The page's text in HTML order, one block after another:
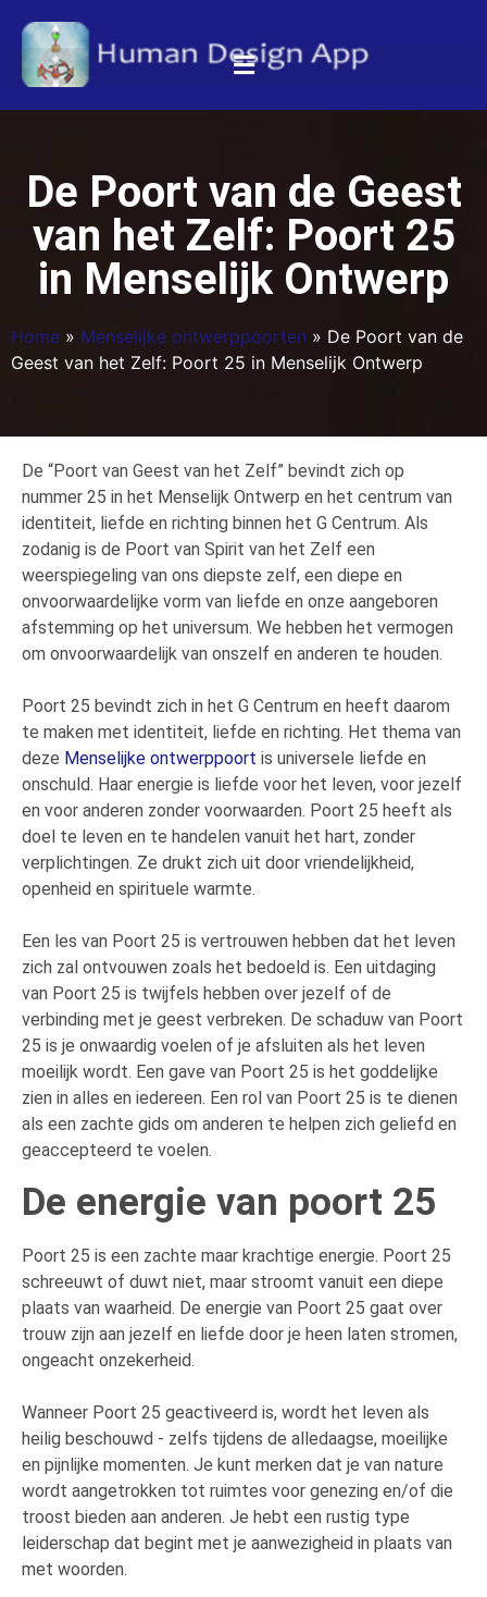
De Poort van de Geest
van het Zelf: Poort 25
in Menselijk Ontwerp
Home » Menselijke ontwerppoorten » De Poort van de
Geest van het Zelf: Poort 25 in Menselijk Ontwerp
De “Poort van Geest van het Zelf” bevindt zich op
nummer 25 in het Menselijk Ontwerp en het centrum van
identiteit, liefde en richting binnen het G Centrum. Als
zodanig is de Poort van Spirit van het Zelf een
weerspiegeling van ons diepste zelf, een diepe en
onvoorwaardelijke vorm van liefde en onze aangeboren
afstemming op het universum. We hebben het vermogen
om onvoorwaardelijk van onszelf en anderen te houden.
Poort 25 bevindt zich in het G Centrum en heeft daarom
te maken met identiteit, liefde en richting. Het thema van
deze Menselijke ontwerppoort is universele liefde en
onschuld. Haar energie is liefde voor het leven, voor jezelf
en voor anderen zonder voorwaarden. Poort 25 heeft als
doel te leven en te handelen vanuit het hart, zonder
verplichtingen. Ze drukt zich uit door vriendelijkheid,
openheid en spirituele warmte.
Een les van Poort 25 is vertrouwen hebben dat het leven
zich zal ontvouwen zoals het bedoeld is. Een uitdaging
van Poort 25 is twijfels hebben over jezelf of de
verbinding met je geest verbreken. De schaduw van Poort
25 is je onwaardig voelen of je afsluiten als het leven
moeilijk wordt. Een gave van Poort 25 is het goddelijke
zien in alles en iedereen. Een rol van Poort 25 is te dienen
als een zachte gids om anderen te helpen zich geliefd en
geaccepteerd te voelen.
De energie van poort 25
Poort 25 is een zachte maar krachtige energie. Poort 25
schreeuwt of duwt niet, maar stroomt vanuit een diepe
plaats van waarheid. De energie van Poort 25 gaat over
trouw zijn aan jezelf en liefde door je heen laten stromen,
ongeacht onzekerheid.
Wanneer Poort 25 geactiveerd is, wordt het leven als
heilig beschouwd - zelfs tijdens de alledaagse, moeilijke
en pijnlijke momenten. Je kunt merken dat je van nature
wordt aangetrokken tot ruimtes voor genezing en/of die
troost bieden aan anderen. Je hebt een rustig type
leiderschap dat begint met je aanwezigheid in plaats van
met woorden.